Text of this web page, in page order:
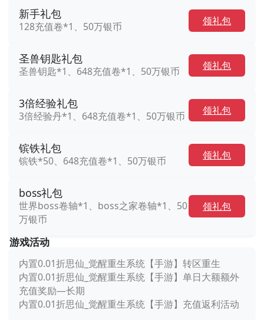
新手礼包
128充值卷*1、50万银币 领礼包
圣兽钥匙礼包
圣兽钥匙*1、648充值卷*1、50万银币 领礼包
3倍经验礼包
3倍经验丹*1、648充值卷*1、50万银币 领礼包
镔铁礼包
镔铁*50、648充值卷*1、50万银币 领礼包
boss礼包
世界boss卷轴*1、boss之家卷轴*1、50
万银币
领礼包
游戏活动
内置0.01折思仙_觉醒重生系统【手游】转区重生
内置0.01折思仙_觉醒重生系统【手游】单日大额额外
充值奖励—长期
内置0.01折思仙_觉醒重生系统【手游】充值返利活动